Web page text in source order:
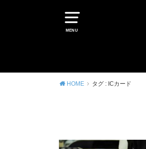
MENU
HOME タグ : ICカード